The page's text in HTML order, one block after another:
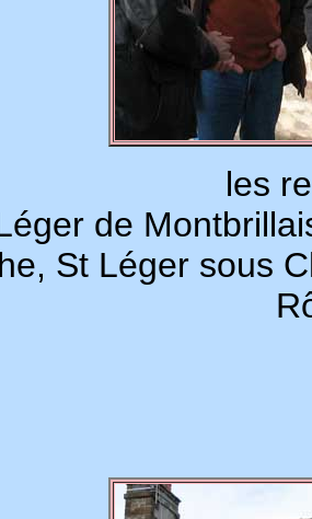
les
de
St Léger sous